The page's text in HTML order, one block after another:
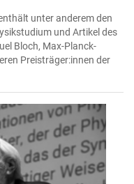
unter anderem den
und Artikel des
Bloch, Max-Planck-
Preisträger:innen der